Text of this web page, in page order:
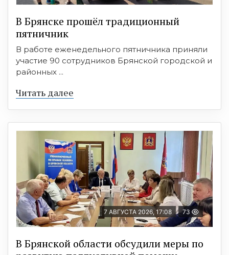
В Брянске прошёл традиционный
пятничник
В работе еженедельного пятничника приняли
участие 90 сотрудников Брянской городской и
районных ...
Читать далее
7 АВГУСТА 2026, 17:08 73
В Брянской области обсудили меры по